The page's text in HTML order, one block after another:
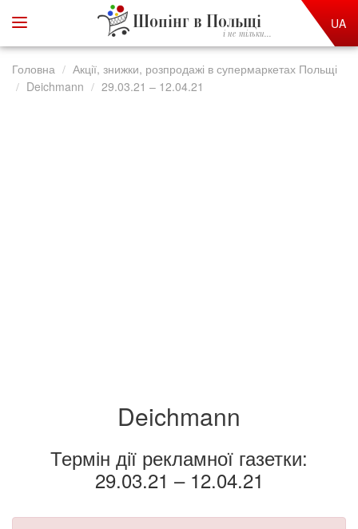
Шопінг в Польщі
і не тільки...
UA
Головна
Акції, знижки, розпродажі в супермаркетах Польщі
Deichmann
29.03.21 – 12.04.21
Deichmann
Термін дії рекламної газетки:
29.03.21 – 12.04.21